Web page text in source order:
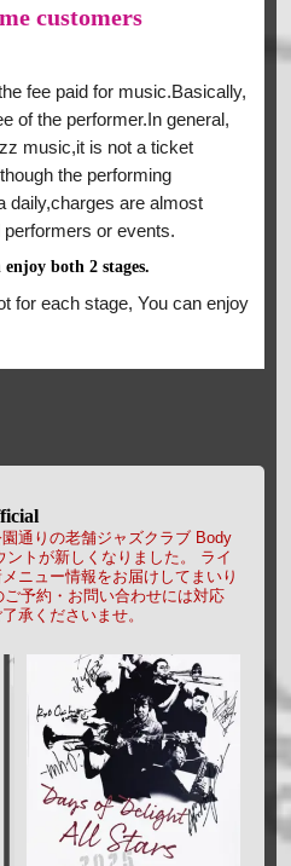
customers
fee paid for music.Basically,
of the performer.In general,
music,it is not a ticket
the performing
daily,charges are almost
or events.
both 2 stages.
for each stage, You can enjoy
通りの老舗ジャズクラブ Body
トが新しくなりました。
ライ
ニュー情報をお届けしてまいり
予約・お問い合わせには対応
承くださいませ。